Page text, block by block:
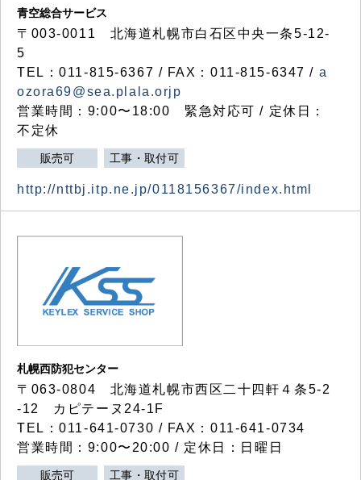
青空総合サービス
〒003-0011 北海道札幌市白石区中央一条5-12-
5
TEL：011-815-6367 / FAX：011-815-6347 / a
ozora69@sea.plala.orjp
営業時間：9:00〜18:00 緊急対応可 / 定休日：
不定休
販売可 工事・取付可
http://nttbj.itp.ne.jp/0118156367/index.html
札幌西防犯センター
〒063-0804 北海道札幌市西区二十四軒４条5-2
-12 カピテーヌ24-1F
TEL：011-641-0730 / FAX：011-641-0734
営業時間：9:00〜20:00 / 定休日：日曜日
販売可 工事・取付可